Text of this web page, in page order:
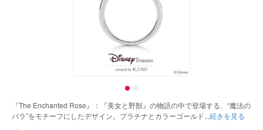
『The Enchanted Rose』：『美女と野獣』の物語の中で登場する、“魔法の
バラ”をモチーフにしたデザイン。プラチナとカラーゴールド 続きを見る